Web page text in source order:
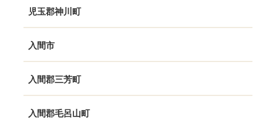
児玉郡神川町
入間市
入間郡三芳町
入間郡毛呂山町